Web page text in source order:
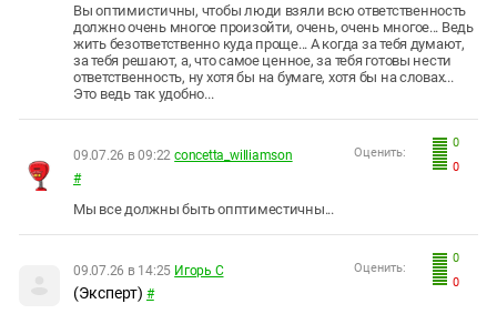
Вы оптимистичны, чтобы люди взяли всю ответственность
должно очень многое произойти, очень, очень многое... Ведь
жить безответственно куда проще... А когда за тебя думают,
за тебя решают, а, что самое ценное, за тебя готовы нести
ответственность, ну хотя бы на бумаге, хотя бы на словах...
Это ведь так удобно...
0
0
Оценить:
09.07.26 в 09:22 concetta_williamson
#
Мы все должны быть опптиместичны...
0
0
Оценить:
09.07.26 в 14:25 Игорь С
(Эксперт) #